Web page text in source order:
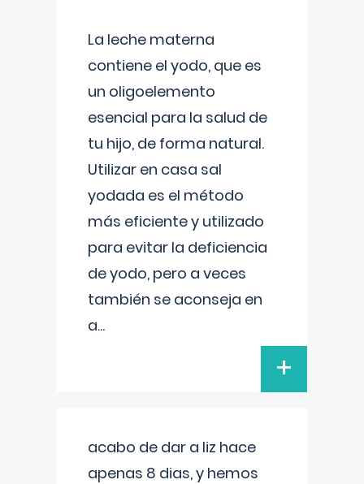
La leche materna
contiene el yodo, que es
un oligoelemento
esencial para la salud de
tu hijo, de forma natural.
Utilizar en casa sal
yodada es el método
más eficiente y utilizado
para evitar la deficiencia
de yodo, pero a veces
también se aconseja en
a...
+
acabo de dar a liz hace
apenas 8 dias, y hemos